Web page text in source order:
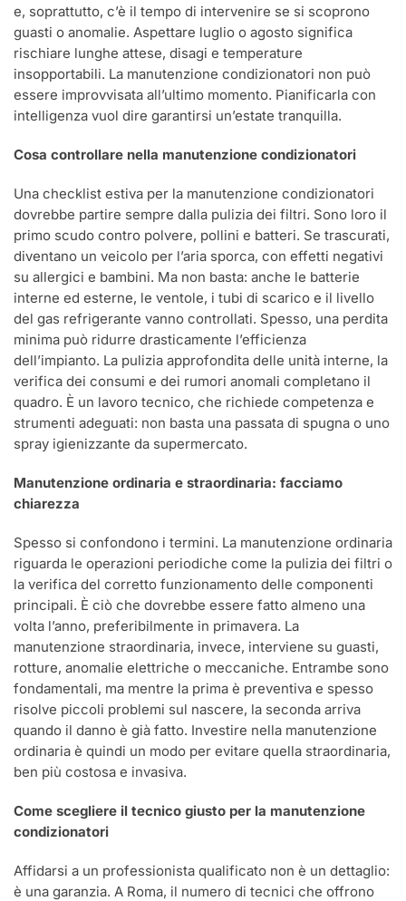
e, soprattutto, c’è il tempo di intervenire se si scoprono
guasti o anomalie. Aspettare luglio o agosto significa
rischiare lunghe attese, disagi e temperature
insopportabili. La manutenzione condizionatori non può
essere improvvisata all’ultimo momento. Pianificarla con
intelligenza vuol dire garantirsi un’estate tranquilla.
Cosa controllare nella manutenzione condizionatori
Una checklist estiva per la manutenzione condizionatori
dovrebbe partire sempre dalla pulizia dei filtri. Sono loro il
primo scudo contro polvere, pollini e batteri. Se trascurati,
diventano un veicolo per l’aria sporca, con effetti negativi
su allergici e bambini. Ma non basta: anche le batterie
interne ed esterne, le ventole, i tubi di scarico e il livello
del gas refrigerante vanno controllati. Spesso, una perdita
minima può ridurre drasticamente l’efficienza
dell’impianto. La pulizia approfondita delle unità interne, la
verifica dei consumi e dei rumori anomali completano il
quadro. È un lavoro tecnico, che richiede competenza e
strumenti adeguati: non basta una passata di spugna o uno
spray igienizzante da supermercato.
Manutenzione ordinaria e straordinaria: facciamo
chiarezza
Spesso si confondono i termini. La manutenzione ordinaria
riguarda le operazioni periodiche come la pulizia dei filtri o
la verifica del corretto funzionamento delle componenti
principali. È ciò che dovrebbe essere fatto almeno una
volta l’anno, preferibilmente in primavera. La
manutenzione straordinaria, invece, interviene su guasti,
rotture, anomalie elettriche o meccaniche. Entrambe sono
fondamentali, ma mentre la prima è preventiva e spesso
risolve piccoli problemi sul nascere, la seconda arriva
quando il danno è già fatto. Investire nella manutenzione
ordinaria è quindi un modo per evitare quella straordinaria,
ben più costosa e invasiva.
Come scegliere il tecnico giusto per la manutenzione
condizionatori
Affidarsi a un professionista qualificato non è un dettaglio:
è una garanzia. A Roma, il numero di tecnici che offrono